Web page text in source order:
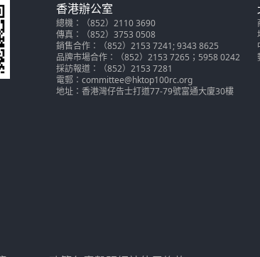
香港辦公室
總機：（852）2110 3690
傳真：（852）3753 0508
銷售合作：（852）2153 7241; 9343 8625
品牌市場合作：（852）2153 7265；5958 0242
採訪報道：（852）2153 7281
電郵：committee@hktop100rc.org
地址：香港灣仔告士打道77-79號富通大廈30樓